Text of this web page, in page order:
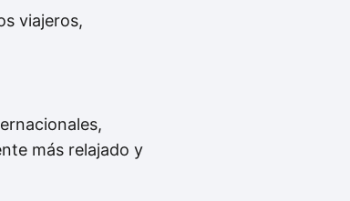
viajeros,
más relajado y